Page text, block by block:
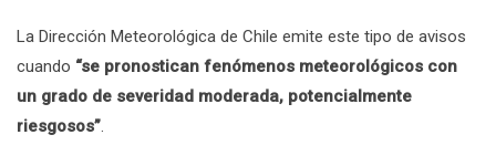
La Dirección Meteorológica de Chile emite este tipo de avisos
cuando “se pronostican fenómenos meteorológicos con
un grado de severidad moderada, potencialmente
riesgosos”.